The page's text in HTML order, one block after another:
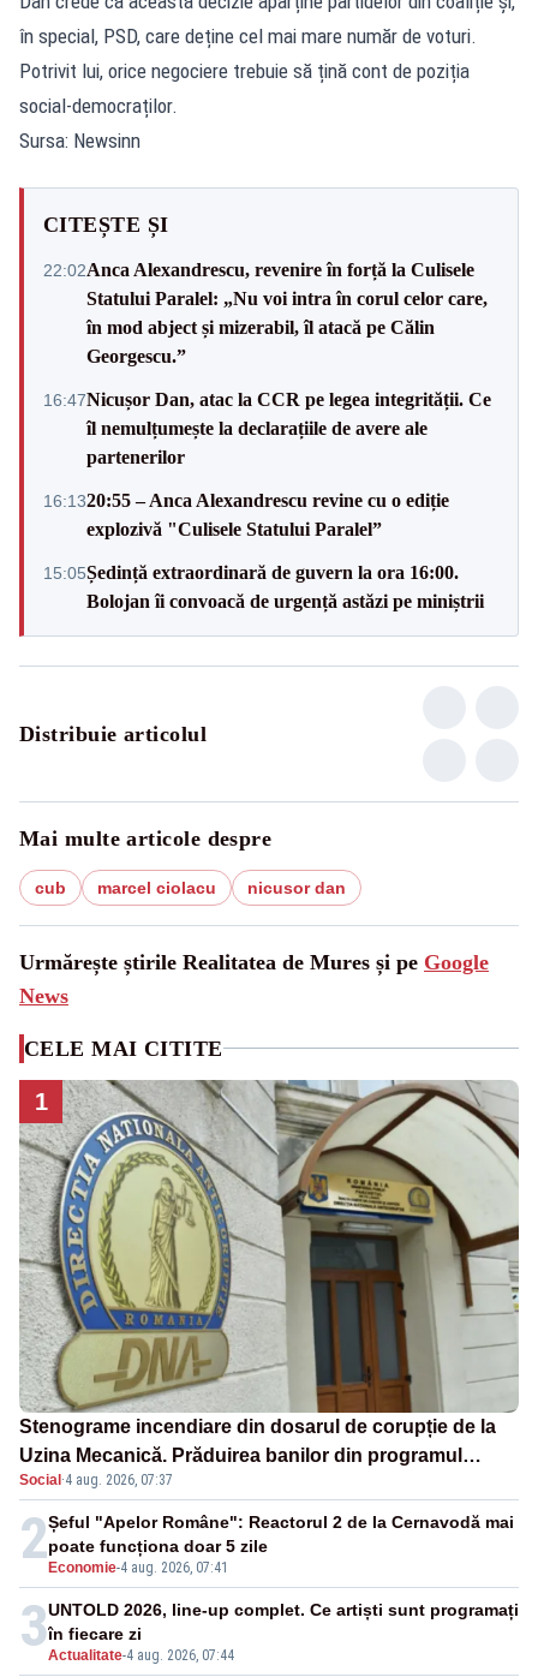
în special, PSD, care deține cel mai mare număr de voturi.
Potrivit lui, orice negociere trebuie să țină cont de poziția
social-democraților.
Sursa: Newsinn
CITEȘTE ȘI
22:02Anca Alexandrescu, revenire în forță la Culisele
Statului Paralel: „Nu voi intra în corul celor care,
în mod abject și mizerabil, îl atacă pe Călin
Georgescu.”
16:47Nicușor Dan, atac la CCR pe legea integrității. Ce
îl nemulțumește la declarațiile de avere ale
partenerilor
16:1320:55 – Anca Alexandrescu revine cu o ediție
explozivă "Culisele Statului Paralel”
15:05Ședință extraordinară de guvern la ora 16:00.
Bolojan îi convoacă de urgență astăzi pe miniștrii
Distribuie articolul
Mai multe articole despre
cub marcel ciolacu nicusor dan
Urmărește știrile Realitatea de Mures și pe Google
News
CELE MAI CITITE
1
Stenograme incendiare din dosarul de corupție de la
Uzina Mecanică. Prăduirea banilor din programul
SAFE, interceptată de DNA
Social ·4 aug. 2026, 07:37
2 Economie-4 aug. 2026, 07:41
Șeful "Apelor Române": Reactorul 2 de la Cernavodă mai
poate funcționa doar 5 zile
3Actualitate-4 aug. 2026, 07:44
UNTOLD 2026, line-up complet. Ce artiști sunt programați
în fiecare zi